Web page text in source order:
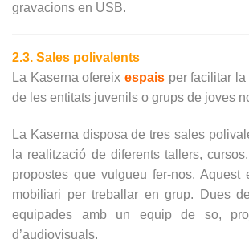
gravacions en USB.
2.3. Sales polivalents
La Kaserna ofereix espaisper facilitar la
de les entitats juvenils o grups de joves
La Kaserna disposa de tres sales
la realització de diferents tallers,
propostes que vulgueu fer-nos. Aquest
mobiliari per treballar en grup. Dues
equipades amb un equip de so,
d’audiovisuals.